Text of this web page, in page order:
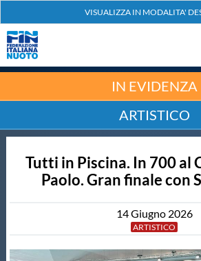
Nuoto
Tuffi
Fondo
IN EVIDENZA
ARTISTICO
Tutti in Piscina. In 700 al
Paolo. Gran finale con
14Giugno 2026
ARTISTICO